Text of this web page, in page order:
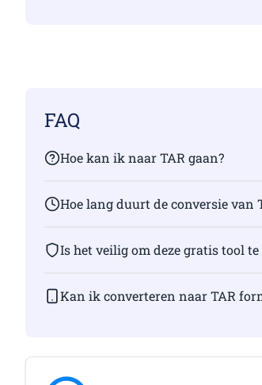
FAQ
Hoe kan ik naar TAR gaan?
Hoe lang duurt de conversie van
Is het veilig om deze gratis tool
Kan ik converteren naar TAR